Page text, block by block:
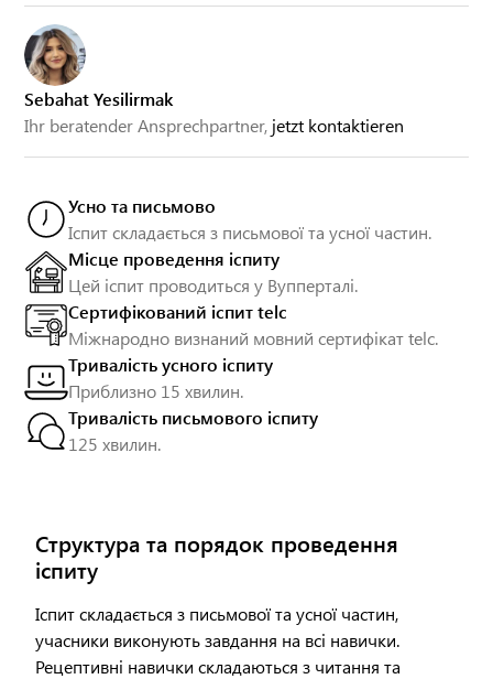
Sebahat Yesilirmak
Ihr beratender Ansprechpartner, jetzt kontaktieren
Усно та письмово
Іспит складається з письмової та усної частин.
Місце проведення іспиту
Цей іспит проводиться у Вупперталі.
Сертифікований іспит telc
Міжнародно визнаний мовний сертифікат telc.
Тривалість усного іспиту
Приблизно 15 хвилин.
Тривалість письмового іспиту
125 хвилин.
Структура та порядок проведення
іспиту
Іспит складається з письмової та усної частин,
учасники виконують завдання на всі навички.
Рецептивні навички складаються з читання та